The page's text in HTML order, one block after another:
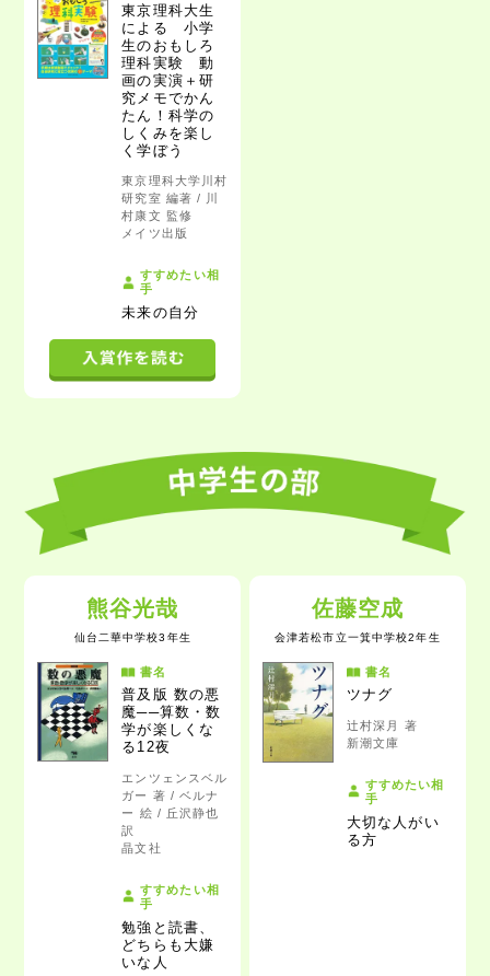
東京理科大生
による 小学
生のおもしろ
理科実験 動
画の実演＋研
究メモでかん
たん！科学の
しくみを楽し
く学ぼう
東京理科大学川村
研究室 編著 / 川
村康文 監修
メイツ出版
すすめたい相
手
未来の自分
熊谷光哉
仙台二華中学校3年生
書名
普及版 数の悪
魔──算数・数
学が楽しくな
る12夜
エンツェンスベル
ガー 著 / ベルナ
ー 絵 / 丘沢静也
訳
晶文社
すすめたい相
手
勉強と読書、
どちらも大嫌
いな人
佐藤空成
会津若松市立一箕中学校2年生
書名
ツナグ
辻村深月 著
新潮文庫
すすめたい相
手
大切な人がい
る方